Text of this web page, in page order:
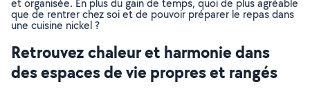
et organisée. En plus du gain de temps, quoi de plus agréable
que de rentrer chez soi et de pouvoir préparer le repas dans
une cuisine nickel ?
Retrouvez chaleur et harmonie dans
des espaces de vie propres et rangés